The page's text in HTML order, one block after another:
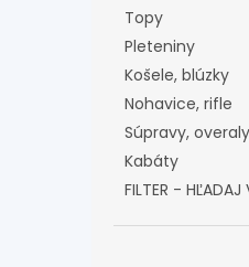
Topy
Pleteniny
Košele, blúzky
Nohavice, rifle
Súpravy, overaly
Kabáty
FILTER - HĽADAJ